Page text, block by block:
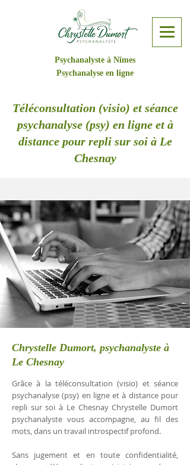
Psychanalyste à Nîmes
Psychanalyse en ligne
Téléconsultation (visio) et séance
psychanalyse (psy) en ligne et à
distance pour repli sur soi à Le
Chesnay
Chrystelle Dumort, psychanalyste à
Le Chesnay
Grâce à la téléconsultation (visio) et séance
psychanalyse (psy) en ligne et à distance pour
repli sur soi à Le Chesnay Chrystelle Dumort
psychanalyste vous accompagne, au fil des
mots, dans un travail introspectif profond.
Sans jugement et en toute confidentialité,